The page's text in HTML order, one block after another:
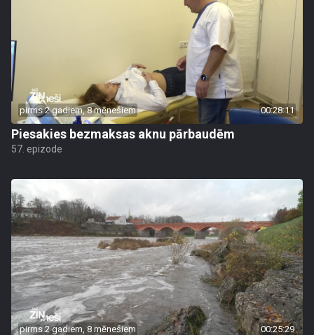
pirms 2 gadiem, 8 mēnešiem 00:28:11
Piesakies bezmaksas aknu pārbaudēm
57. epizode
pirms 2 gadiem, 8 mēnešiem 00:25:29